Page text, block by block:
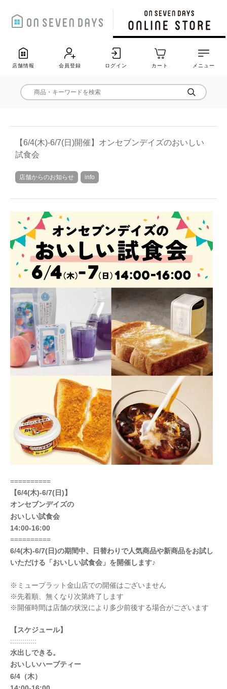
店舗情報 会員登録 ログイン カート メニュー
【6/4(木)-6/7(日)開催】オンセブンデイズのおいしい
試食会
店舗からのお知らせ info
==========
【6/4(木)-6/7(日)】
オンセブンデイズの
おいしい試食会
14:00-16:00
==========
6/4(木)-6/7(日)の期間中、日替わりで人気商品や新商品をお試し
いただける「おいしい試食会」を開催します♪
※ミュープラット金山店での開催はございません
※先着順、無くなり次第終了します
※開催時間は店舗の状況により多少前後する場合がございます
【スケジュール】
:::::::::::::
水出しできる。
おいしいハーブティー
6/4（木）